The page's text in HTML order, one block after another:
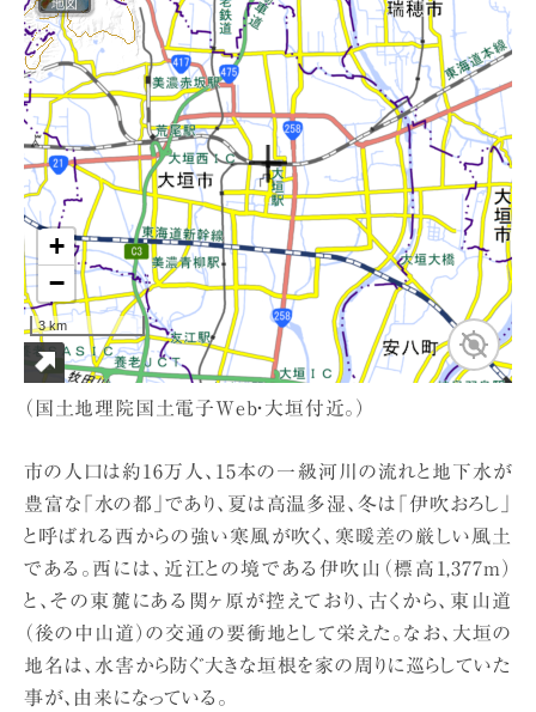
（国土地理院国土電子Web・大垣付近。）
市の人口は約16万人、15本の一級河川の流れと地下水が
豊富な「水の都」であり、夏は高温多湿、冬は「伊吹おろし」
と呼ばれる西からの強い寒風が吹く、寒暖差の厳しい風土
である。西には、近江との境である伊吹山（標高1,377m）
と、その東麓にある関ヶ原が控えており、古くから、東山道
（後の中山道）の交通の要衝地として栄えた。なお、大垣の
地名は、水害から防ぐ大きな垣根を家の周りに巡らしていた
事が、由来になっている。